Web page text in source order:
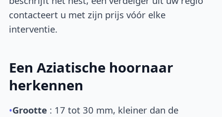
contacteert u met zijn prijs vóór elke
interventie.
Een Aziatische hoornaar
herkennen
•Grootte : 17 tot 30 mm, kleiner dan de